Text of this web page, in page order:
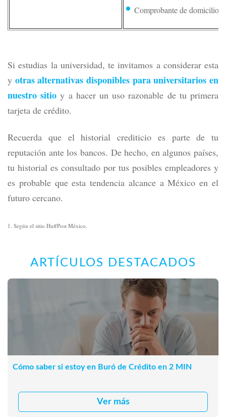
Comprobante de domicilio.
Si estudias la universidad, te invitamos a considerar esta
y otras alternativas disponibles para universitarios en
nuestro sitio y a hacer un uso razonable de tu primera
tarjeta de crédito.
Recuerda que el historial crediticio es parte de tu
reputación ante los bancos. De hecho, en algunos países,
tu historial es consultado por tus posibles empleadores y
es probable que esta tendencia alcance a México en el
futuro cercano.
1. Según el sitio HuffPost México.
ARTÍCULOS DESTACADOS
Cómo saber si estoy en Buró de Crédito en 2 MIN
Ver más